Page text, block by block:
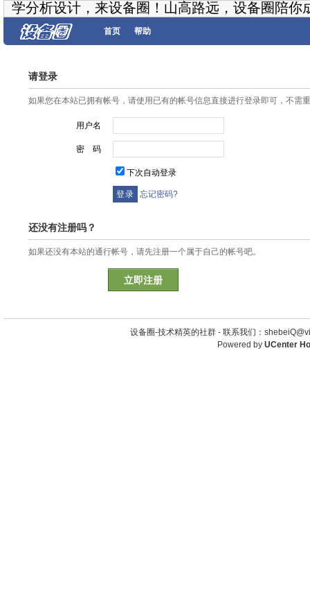
学分析设计，来设备圈！山高路远，设备圈陪你
首页 帮助
请登录
如果您在本站已拥有帐号，请使用已有的帐号信息直接进行登录即可，不需
用户名
密 码
下次自动登录
忘记密码?
还没有注册吗？
如果还没有本站的通行帐号，请先注册一个属于自己的帐号吧。
立即注册
设备圈-技术精英的社群 - 联系我们：
Powered by UCenter